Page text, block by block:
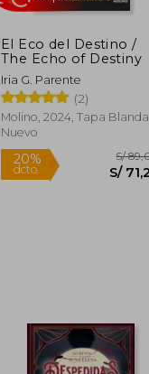
El Eco del Destino /
The Echo of Destiny
Iria G. Parente
(2)
Molino, 2024, Tapa Blanda,
Nuevo
Rápido